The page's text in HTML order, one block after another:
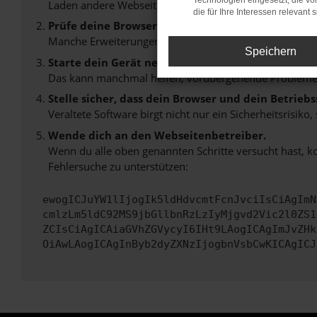
Laden andere Webseiten, zum Beispiel deine
Prüfe deine Browsererweiterungen.
Manche Erweiterungen, wie Werbeblocker, können
Starte dein Gerät neu.
Das kann manchmal helfen, vorübergehende
Stelle sicher, dass dein Browser und dein
Veraltete Software birgt nicht nur ein
Wende dich an den Webseitenbetreiber.
Wenn du alle oben genannten Schritte versucht hast,
Fehlersuche zu unterstützen:
die für Ihre Interessen relevant
Speichern